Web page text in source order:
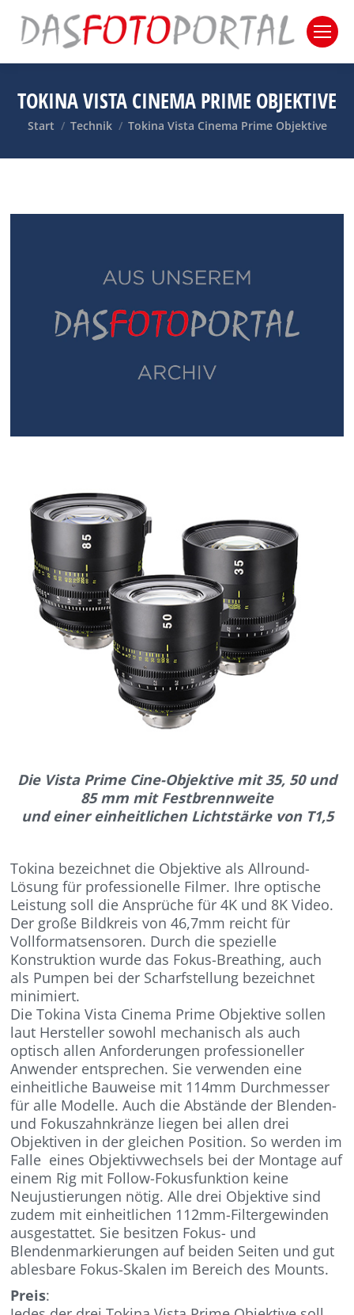
TOKINA VISTA CINEMA PRIME OBJEKTIVE
Sie befinden sich hier:
Start Technik Tokina Vista Cinema Prime Objektive
Die Vista Prime Cine-Objektive mit 35, 50 und
85 mm mitFestbrennweite
und einer einheitlichen Lichtstärke von T1,5
Tokina bezeichnet die Objektive als Allround-
Lösung für professionelle Filmer. Ihre optische
Leistung soll die Ansprüche für 4K und 8K Video.
Der große Bildkreis von 46,7mm reicht für
Vollformatsensoren. Durch die spezielle
Konstruktion wurde das Fokus-Breathing, auch
als Pumpen bei der Scharfstellung bezeichnet
minimiert.
Die Tokina Vista Cinema Prime Objektive sollen
laut Hersteller sowohl mechanisch als auch
optisch allen Anforderungen professioneller
Anwender entsprechen. Sie verwenden eine
einheitliche Bauweise mit 114mm Durchmesser
für alle Modelle. Auch die Abstände der Blenden-
und Fokuszahnkränze liegen bei allen drei
Objektiven in der gleichen Position. So werden im
Falle eines Objektivwechsels bei der Montage auf
einem Rig mit Follow-Fokusfunktion keine
Neujustierungen nötig. Alle drei Objektive sind
zudem mit einheitlichen 112mm-Filtergewinden
ausgestattet. Sie besitzen Fokus- und
Blendenmarkierungen auf beiden Seiten und gut
ablesbare Fokus-Skalen im Bereich des Mounts.
Preis: